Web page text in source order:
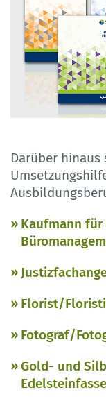
Darüber
Kaufmann
Florist/
Fotograf/
Gold- und